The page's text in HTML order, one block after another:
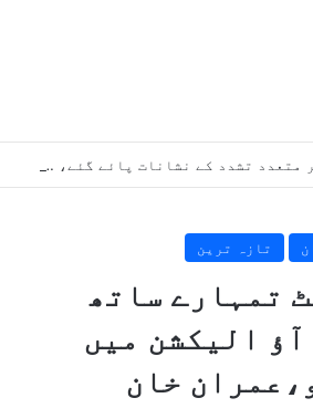
میر رضا کے جسم پر متعدد تشدد کے نشانات پائے گئے، چوٹیں موت سے پہلے کی ہیں، میڈیکل رپورٹ میں انکشاف
تازہ ترین
تمہارے ساتھ
الیکشن میں
خان